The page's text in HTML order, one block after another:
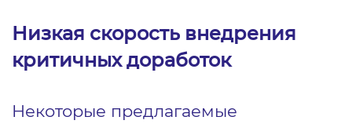
Низкая скорость внедрения
критичных доработок
Некоторые предлагаемые